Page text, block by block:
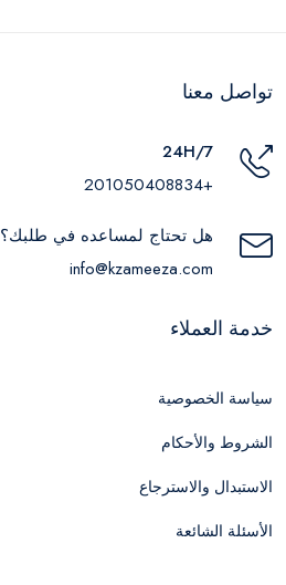
تواصل معنا
24H/7
+201050408834
هل تحتاج لمساعده في طلبك؟
info@kzameeza.com
خدمة العملاء
سياسة الخصوصية
الشروط والأحكام
الاستبدال والاسترجاع
الأسئلة الشائعة